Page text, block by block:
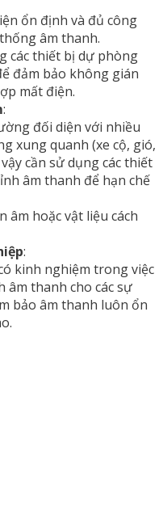
ổn định và đủ công
âm thanh.
các thiết bị dự phòng
đảm bảo không gián
mất điện.
:
đối diện với nhiều
xung quanh (xe cộ, gió,
cần sử dụng các thiết
âm thanh để hạn chế
âm hoặc vật liệu cách
:
kinh nghiệm trong việc
âm thanh cho các sự
bảo âm thanh luôn ổn